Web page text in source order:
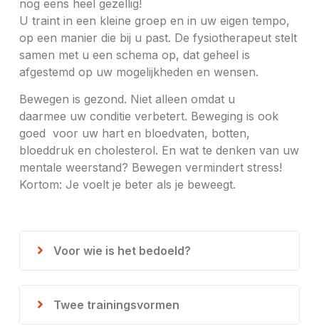
nog eens heel gezellig!
U traint in een kleine groep en in uw eigen tempo,
op een manier die bij u past. De fysiotherapeut stelt
samen met u een schema op, dat geheel is
afgestemd op uw mogelijkheden en wensen.
Bewegen is gezond. Niet alleen omdat u
daarmee uw conditie verbetert. Beweging is ook
goed voor uw hart en bloedvaten, botten,
bloeddruk en cholesterol. En wat te denken van uw
mentale weerstand? Bewegen vermindert stress!
Kortom: Je voelt je beter als je beweegt.
Voor wie is het bedoeld?
Twee trainingsvormen